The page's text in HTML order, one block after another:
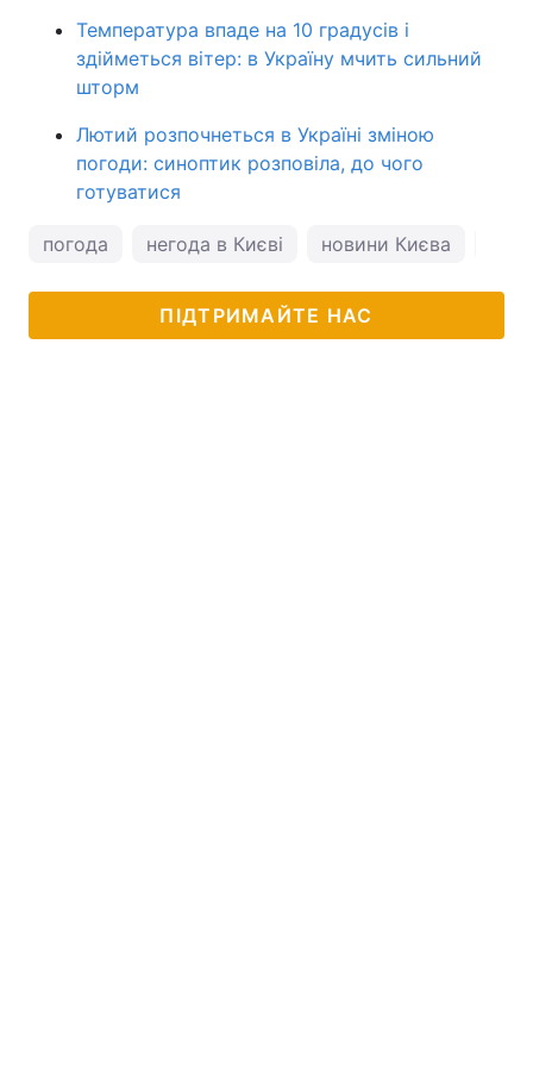
Температура впаде на 10 градусів і
здійметься вітер: в Україну мчить сильний
шторм
Лютий розпочнеться в Україні зміною
погоди: синоптик розповіла, до чого
готуватися
погода негода в Києві новини Києва
ПІДТРИМАЙТЕ НАС